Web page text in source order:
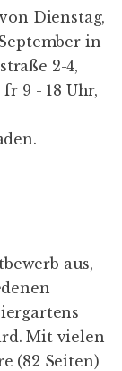
Dienstag,
in
2-4,
9 - 18 Uhr,
aus,
Mit vielen
(82 Seiten)